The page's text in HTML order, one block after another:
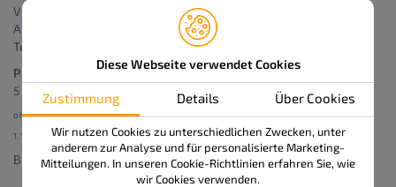
Diese Webseite verwendet Cookies
Zustimmung Details Über Cookies
Wir nutzen Cookies zu unterschiedlichen Zwecken, unter
anderem zur Analyse und für personalisierte Marketing-
Mitteilungen. In unseren Cookie-Richtlinien erfahren Sie, wie
wir Cookies verwenden.
Verfügung.
Aus didaktischen Gründen begrenzen wir die maximale
Teilnehmeranzahl auf 10 Personen je Workshop.
Preis je Teilnehmer
550,- €
ohne Wartungsvertrag
1.150,- €
Bestellnummer: 414-31N